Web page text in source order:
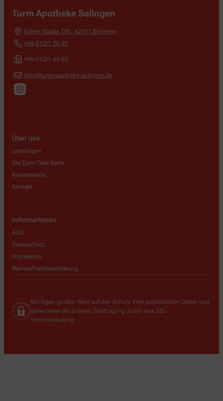
Turm Apotheke Solingen
Kölner Straße 105, 42651 Solingen
+49-212/1 20 85
+49-212/1 44 68
info@turm-apotheke-solingen.de
Über uns
Leistungen
Die Turm-Taler Karte
Kundenkarte
Kontakt
Informationen
AGB
Datenschutz
Impressum
Barrierefreiheitserklärung
Wir legen großen Wert auf den Schutz Ihrer persönlichen Daten und
garantieren die sichere Übertragung durch eine SSL-
Verschlüsselung.